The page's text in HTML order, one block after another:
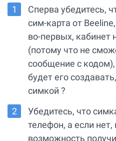
Сперва убедитесь,
сим-карта от
во-первых, кабинет
(потому что не
сообщение с
будет его
симкой ?
Убедитесь, что
телефон, а если
возможность